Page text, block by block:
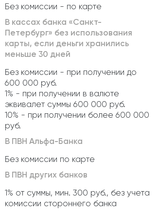
Без комиссии - по карте
В кассах банка «Санкт-
Петербург» без использования
карты, если деньги хранились
меньше 30 дней
Без комиссии - при получении до
600 000 руб.
1% - при получении в валюте
эквивалет суммы 600 000 руб.
10% - при получении более 600 000
руб.
В ПВН Альфа-Банка
Без комиссии по карте
В ПВН других банков
1% от суммы, мин. 300 руб., без учета
комиссии стороннего банка